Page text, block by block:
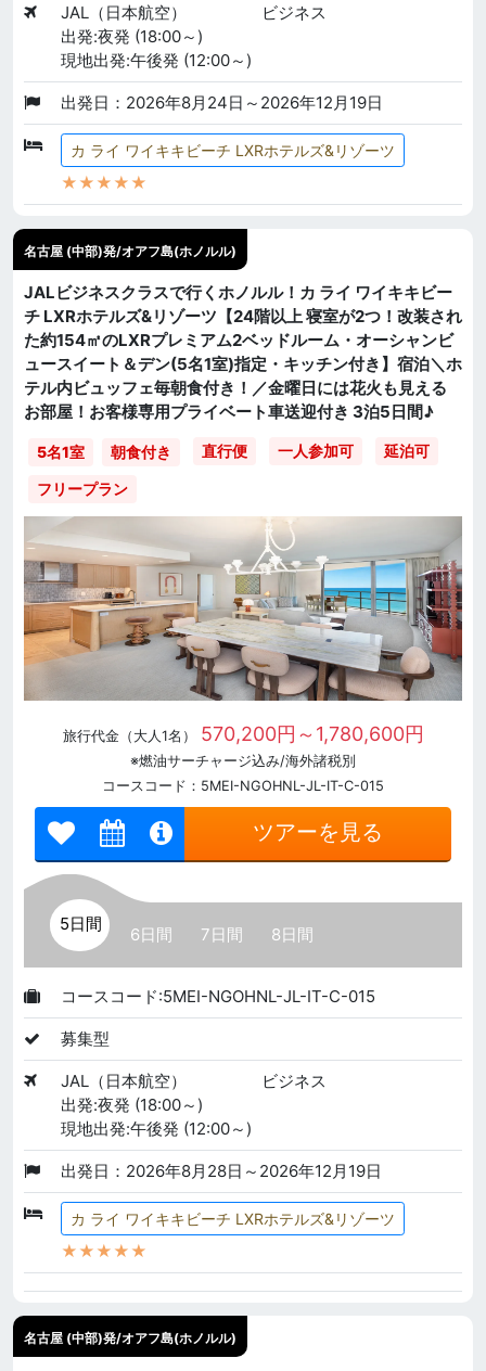
JAL（日本航空）
ビジネス
出発:夜発 (18:00～)
現地出発:午後発 (12:00～)
出発日：2026年8月24日～2026年12月19日
カ ライ ワイキキビーチ LXRホテルズ&リゾーツ
★★★★★
名古屋 (中部)発/オアフ島(ホノルル)
JALビジネスクラスで行くホノルル！カ ライ ワイキキビー
チ LXRホテルズ&リゾーツ【24階以上 寝室が2つ！改装され
た約154㎡のLXRプレミアム2ベッドルーム・オーシャンビ
ュースイート＆デン(5名1室)指定・キッチン付き】宿泊＼ホ
テル内ビュッフェ毎朝食付き！／金曜日には花火も見える
お部屋！お客様専用プライベート車送迎付き 3泊5日間♪
5名1室 朝食付き 直行便 一人参加可 延泊可
フリープラン
旅行代金（大人1名） 570,200円～1,780,600円
※燃油サーチャージ込み/海外諸税別
コースコード：5MEI-NGOHNL-JL-IT-C-015
ツアーを見る
5日間
6日間 7日間 8日間
コースコード:5MEI-NGOHNL-JL-IT-C-015
募集型
JAL（日本航空）
ビジネス
出発:夜発 (18:00～)
現地出発:午後発 (12:00～)
出発日：2026年8月28日～2026年12月19日
カ ライ ワイキキビーチ LXRホテルズ&リゾーツ
★★★★★
名古屋 (中部)発/オアフ島(ホノルル)